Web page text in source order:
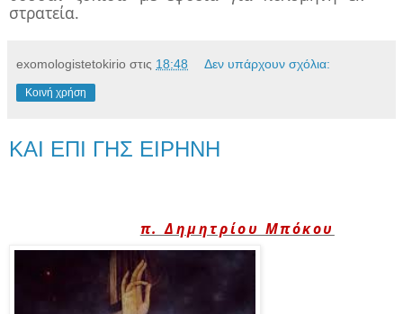
στρα­τεί­α.
exomologistetokirio στις 18:48 Δεν υπάρχουν σχόλια:
Κοινή χρήση
ΚΑΙ ΕΠΙ ΓΗΣ ΕΙΡΗΝΗ
π. Δημητρίου Μπό­κου